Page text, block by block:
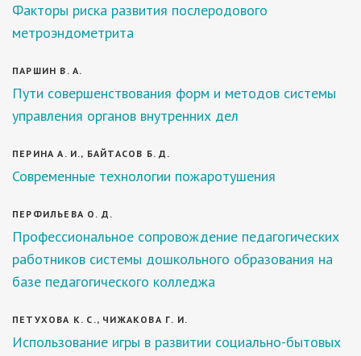
Факторы риска развития послеродового
метроэндометрита
ПАРШИН В. А.
Пути совершенствования форм и методов системы
управления органов внутренних дел
ПЕРИНА А. И., БАЙТАСОВ Б. Д.
Современные технологии пожаротушения
ПЕРФИЛЬЕВА О. Д.
Профессиональное сопровождение педагогических
работников системы дошкольного образования на
базе педагогического колледжа
ПЕТУХОВА К. С., ЧИЖАКОВА Г. И.
Использование игры в развитии социально-бытовых